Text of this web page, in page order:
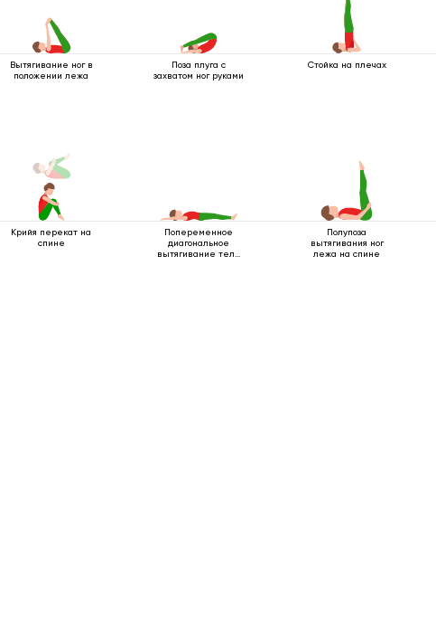
Вытягивание ног в
положении лежа
Поза плуга с
захватом ног руками
Стойка на плечах
Крийя перекат на
спине
Попеременное
диагональное
вытягивание тела
Полупоза
вытягивания ног
лежа на спине